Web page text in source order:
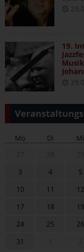
19.
Mo Di Mi
3
4 5
10
11 12
17
18 19
24
25 26
31